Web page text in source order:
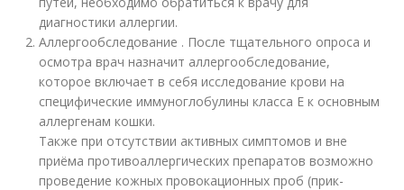
диагностики аллергии.
Аллергообследование . После тщательного опроса и
осмотра врач назначит аллергообследование,
которое включает в себя исследование крови на
специфические иммуноглобулины класса Е к основным
аллергенам кошки.
Также при отсутствии активных симптомов и вне
приёма противоаллергических препаратов возможно
проведение кожных провокационных проб (прик-